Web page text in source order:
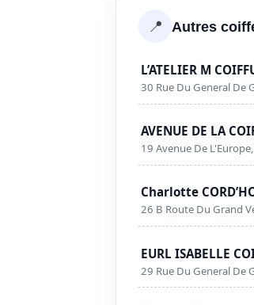
📍 Autres
L’ATELIER M
30 Rue Du General De
AVENUE DE LA
19 Avenue De
Charlotte
26 B Route Du Grand
EURL ISABELLE
29 Rue Du General De